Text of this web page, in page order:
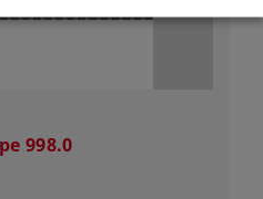
998.0